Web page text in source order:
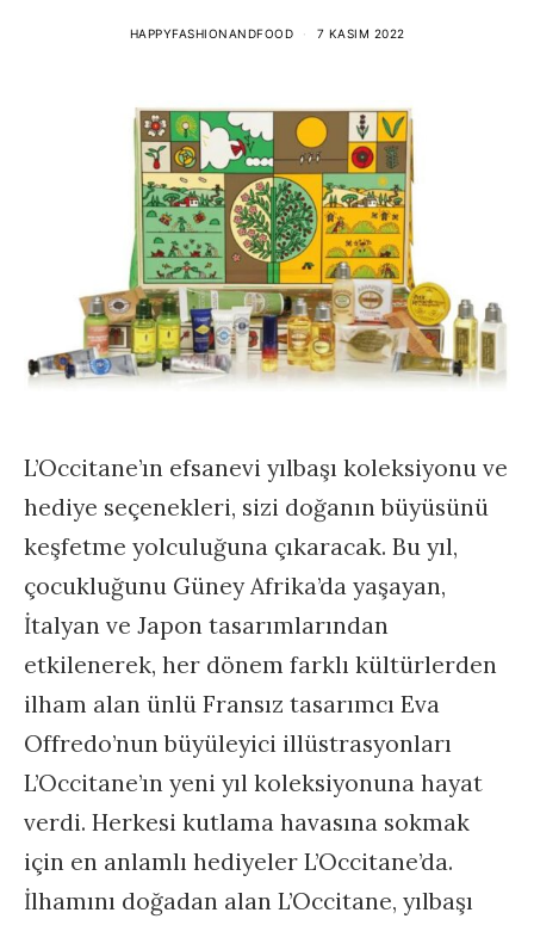
HAPPYFASHIONANDFOOD 7 KASIM 2022
L’Occitane’ın efsanevi yılbaşı koleksiyonu ve
hediye seçenekleri, sizi doğanın büyüsünü
keşfetme yolculuğuna çıkaracak. Bu yıl,
çocukluğunu Güney Afrika’da yaşayan,
İtalyan ve Japon tasarımlarından
etkilenerek, her dönem farklı kültürlerden
ilham alan ünlü Fransız tasarımcı Eva
Offredo’nun büyüleyici illüstrasyonları
L’Occitane’ın yeni yıl koleksiyonuna hayat
verdi. Herkesi kutlama havasına sokmak
için en anlamlı hediyeler L’Occitane’da.
İlhamını doğadan alan L’Occitane, yılbaşı